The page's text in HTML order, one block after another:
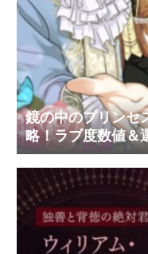
鏡の中のプリンセ
略！ラブ度数値＆